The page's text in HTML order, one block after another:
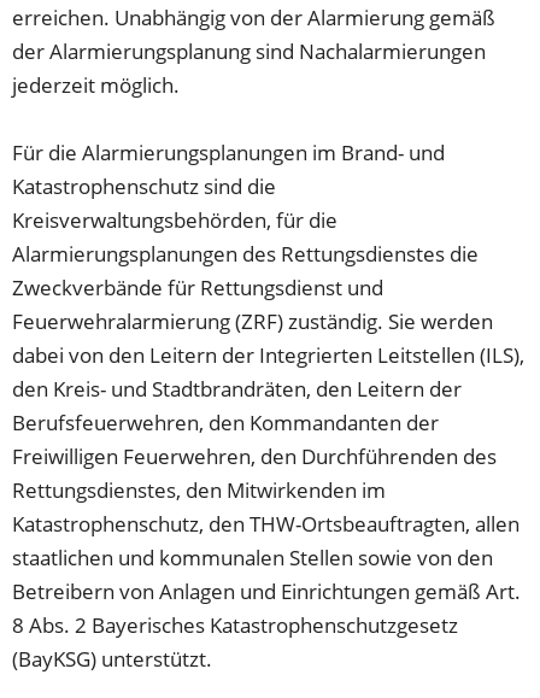
erreichen. Unabhängig von der Alarmierung gemäß
der Alarmierungsplanung sind Nachalarmierungen
jederzeit möglich.
Für die Alarmierungsplanungen im Brand- und
Katastrophenschutz sind die
Kreisverwaltungsbehörden, für die
Alarmierungsplanungen des Rettungsdienstes die
Zweckverbände für Rettungsdienst und
Feuerwehralarmierung (ZRF) zuständig. Sie werden
dabei von den Leitern der Integrierten Leitstellen (ILS),
den Kreis- und Stadtbrandräten, den Leitern der
Berufsfeuerwehren, den Kommandanten der
Freiwilligen Feuerwehren, den Durchführenden des
Rettungsdienstes, den Mitwirkenden im
Katastrophenschutz, den THW-Ortsbeauftragten, allen
staatlichen und kommunalen Stellen sowie von den
Betreibern von Anlagen und Einrichtungen gemäß Art.
8 Abs. 2 Bayerisches Katastrophenschutzgesetz
(BayKSG) unterstützt.